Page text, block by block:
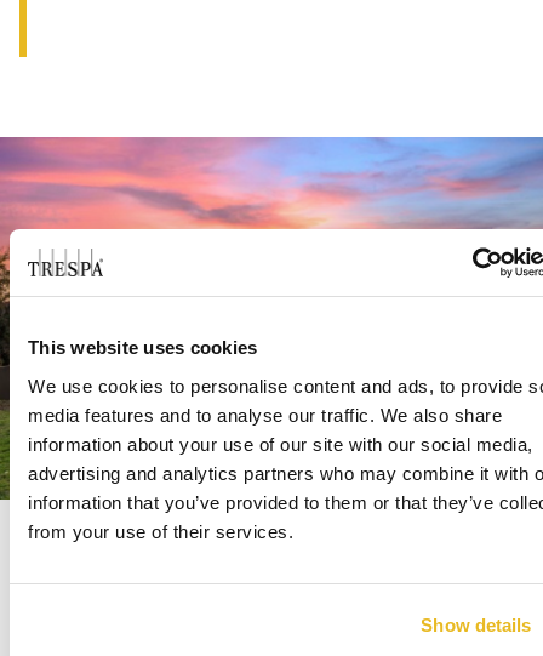
This website uses cookies
We use cookies to personalise content and ads, to provide
media features and to analyse our traffic. We also share
information about your use of our site with our social media,
advertising and analytics partners who may combine it with
information that you’ve provided to them or that they’ve
from your use of their services.
Show details
forsinkelser i forhold til planlægning og